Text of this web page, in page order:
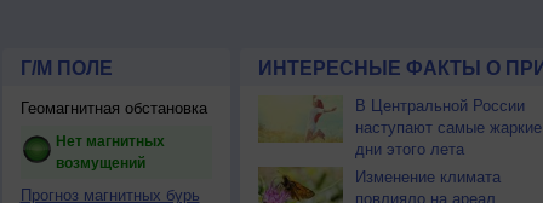
Г/М ПОЛЕ
Геомагнитная обстановка
Нет магнитных
возмущений
Прогноз магнитных бурь
ИНТЕРЕСНЫЕ ФАКТЫ О
В Центральной России
наступают самые жаркие
дни этого лета
Изменение климата
повлияло на ареал